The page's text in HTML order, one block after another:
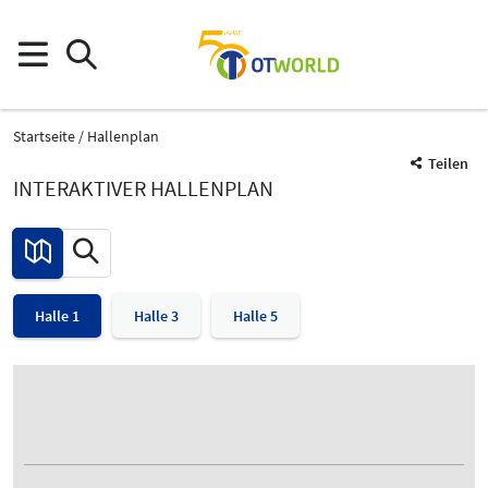
Startseite
Hallenplan
Teilen
INTERAKTIVER HALLENPLAN
Halle 1 Halle 3 Halle 5